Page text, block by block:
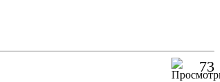
73